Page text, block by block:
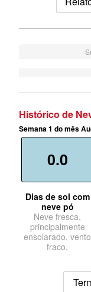
Histórico de
Semana 1 do mês
0.0
Dias de sol com
neve pó
Neve fresca,
principalmente
ensolarado, vento
fraco.